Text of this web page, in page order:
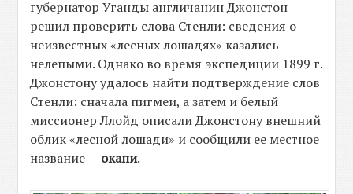
губернатор Уганды англичанин Джонстон
решил проверить слова Стенли: сведения о
неизвестных «лесных лошадях» казались
нелепыми. Однако во время экспедиции 1899 г.
Джонстону удалось найти подтверждение слов
Стенли: сначала пигмеи, а затем и белый
миссионер Ллойд описали Джонстону внешний
облик «лесной лошади» и сообщили ее местное
название — окапи.
-